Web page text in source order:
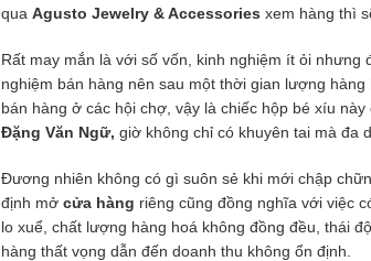
qua Agusto Jewelry & Accessories xem hàng thì
Rất may mắn là với số vốn, kinh nghiệm ít ỏi
nghiệm bán hàng nên sau một thời gian lượng
bán hàng ở các hội chợ, vậy là chiếc hộp bé xíu
Đặng Văn Ngữ, giờ không chỉ có khuyên tai mà đa
Đương nhiên không có gì suôn sẻ khi mới chập
định mở cửa hàng riêng cũng đồng nghĩa với việc
lo xuể, chất lượng hàng hoá không đồng đều, thái
hàng thất vọng dẫn đến doanh thu không ổn định.